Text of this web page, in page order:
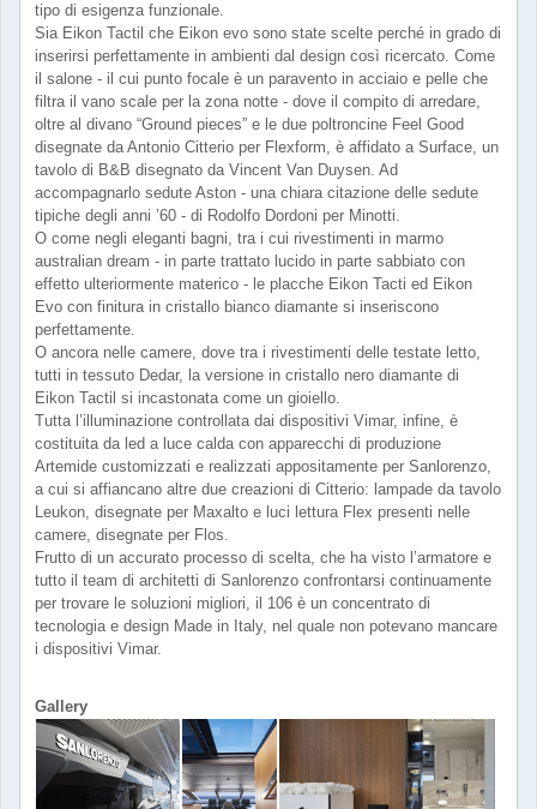
tipo di esigenza funzionale.
Sia Eikon Tactil che Eikon evo sono state scelte perché in grado di
inserirsi perfettamente in ambienti dal design così ricercato. Come
il salone - il cui punto focale è un paravento in acciaio e pelle che
filtra il vano scale per la zona notte - dove il compito di arredare,
oltre al divano “Ground pieces” e le due poltroncine Feel Good
disegnate da Antonio Citterio per Flexform, è affidato a Surface, un
tavolo di B&B disegnato da Vincent Van Duysen. Ad
accompagnarlo sedute Aston - una chiara citazione delle sedute
tipiche degli anni ’60 - di Rodolfo Dordoni per Minotti.
O come negli eleganti bagni, tra i cui rivestimenti in marmo
australian dream - in parte trattato lucido in parte sabbiato con
effetto ulteriormente materico - le placche Eikon Tacti ed Eikon
Evo con finitura in cristallo bianco diamante si inseriscono
perfettamente.
O ancora nelle camere, dove tra i rivestimenti delle testate letto,
tutti in tessuto Dedar, la versione in cristallo nero diamante di
Eikon Tactil si incastonata come un gioiello.
Tutta l’illuminazione controllata dai dispositivi Vimar, infine, è
costituita da led a luce calda con apparecchi di produzione
Artemide customizzati e realizzati appositamente per Sanlorenzo,
a cui si affiancano altre due creazioni di Citterio: lampade da tavolo
Leukon, disegnate per Maxalto e luci lettura Flex presenti nelle
camere, disegnate per Flos.
Frutto di un accurato processo di scelta, che ha visto l’armatore e
tutto il team di architetti di Sanlorenzo confrontarsi continuamente
per trovare le soluzioni migliori, il 106 è un concentrato di
tecnologia e design Made in Italy, nel quale non potevano mancare
i dispositivi Vimar.
Gallery